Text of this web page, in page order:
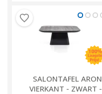
SALONTAFEL ARON
VIERKANT - ZWART -